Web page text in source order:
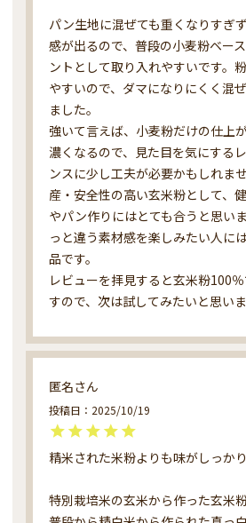
パン生地に混ぜても重くなりすぎ
感が出るので、普段の小麦粉ベー
ントとして取り入れやすいです。
やすいので、ダマになりにくく混
ました。
強いて言えば、小麦粉だけの仕上
濃くなるので、見た目を気にする
ンスに少し工夫が必要かもしれま
産・安全性の高い玄米粉として、
やパン作りにはとても合うと思い
っと違う素材感を楽しみたい人に
品です。
レビューを拝見すると玄米粉100
すので、次は試してみたいと思いま
匿名
投稿日 2025/10/19
精米された米粉よりも味がしっか
特別栽培米の玄米から作った玄米粉